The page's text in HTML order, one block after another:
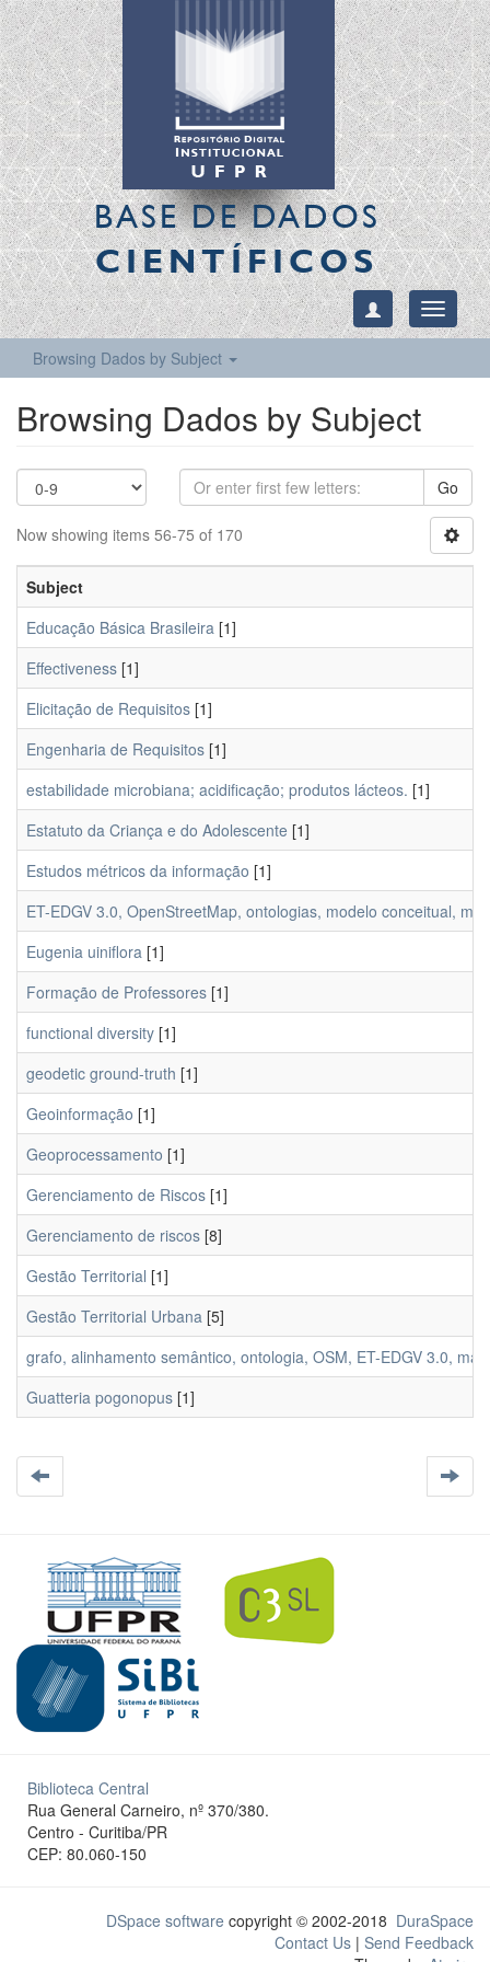
BASE DE DADOS
CIENTÍFICOS
Toggle
Browsing Dados by Subject
Browsing Dados by Subject
Go
Now showing items 56-75 of 170
Subject
Educação Básica Brasileira [1]
Effectiveness [1]
Elicitação de Requisitos [1]
Engenharia de Requisitos [1]
estabilidade microbiana; acidificação; produtos lácteos. [1]
Estatuto da Criança e do Adolescente [1]
Estudos métricos da informação [1]
ET-EDGV 3.0, OpenStreetMap, ontologias, modelo conceitual,
Eugenia uiniflora [1]
Formação de Professores [1]
functional diversity [1]
geodetic ground-truth [1]
Geoinformação [1]
Geoprocessamento [1]
Gerenciamento de Riscos [1]
Gerenciamento de riscos [8]
Gestão Territorial [1]
Gestão Territorial Urbana [5]
grafo, alinhamento semântico, ontologia, OSM, ET-EDGV 3.0,
Guatteria pogonopus [1]
Biblioteca Central
Rua General Carneiro, nº 370/380.
Centro - Curitiba/PR
CEP: 80.060-150
DSpace software copyright © 2002-2018 DuraSpace
Contact Us | Send Feedback